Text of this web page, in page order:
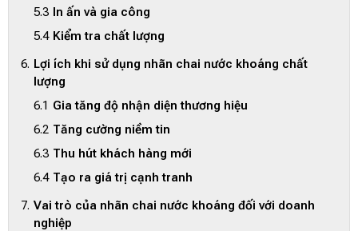
In ấn và gia công
Kiểm tra chất lượng
Lợi ích khi sử dụng nhãn chai nước khoáng chất
lượng
Gia tăng độ nhận diện thương hiệu
Tăng cường niềm tin
Thu hút khách hàng mới
Tạo ra giá trị cạnh tranh
Vai trò của nhãn chai nước khoáng đối với doanh
nghiệp